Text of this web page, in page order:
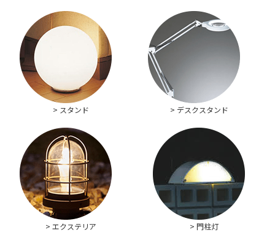
> スタンド > デスクスタンド
> エクステリア > 門柱灯